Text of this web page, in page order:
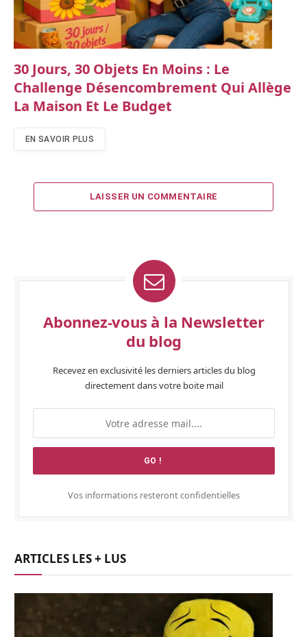
30 Jours, 30 Objets En Moins : Le
Challenge Désencombrement Qui Allège
La Maison Et Le Budget
EN SAVOIR PLUS
LAISSER UN COMMENTAIRE
Abonnez-vous à la Newsletter
du blog
Recevez en exclusivité les derniers articles du blog
directement dans votre boite mail
Vos informations resteront confidentielles
ARTICLES LES + LUS